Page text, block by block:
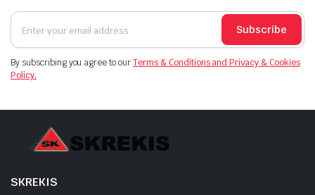
Subscribe
By subscribing you agree to ourTerms & Conditions and Privacy & Cookies
Policy.
SKREKIS